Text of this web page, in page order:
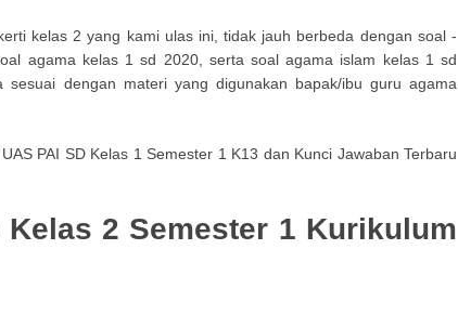
kelas 2 yang kami ulas ini, tidak jauh berbeda dengan soal -
agama kelas 1 sd 2020, serta soal agama islam kelas 1 sd
sesuai dengan materi yang digunakan bapak/ibu guru agama
PAI SD Kelas 1 Semester 1 K13 dan Kunci Jawaban Terbaru
Kelas 2 Semester 1 Kurikulum